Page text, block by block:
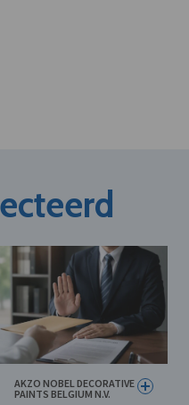
AKZO NOBEL DECORATIVE
PAINTS BELGIUM N.V.